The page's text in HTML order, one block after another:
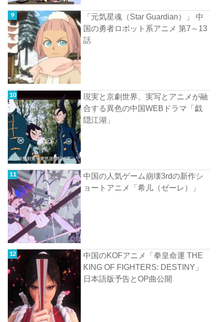
「元気星魂（Star Guardian）」 中
国の勇者ロボット系アニメ 第7～13
話
現実と京劇世界、実写とアニメが融
合する異色の中国WEBドラマ「戯
隠江湖」
中国の人気ゲーム崩壊3rdの新作シ
ョートアニメ「希儿（ゼーレ）」
中国のKOFアニメ「拳皇命運 THE
KING OF FIGHTERS: DESTINY」
日本語版予告とOP曲公開